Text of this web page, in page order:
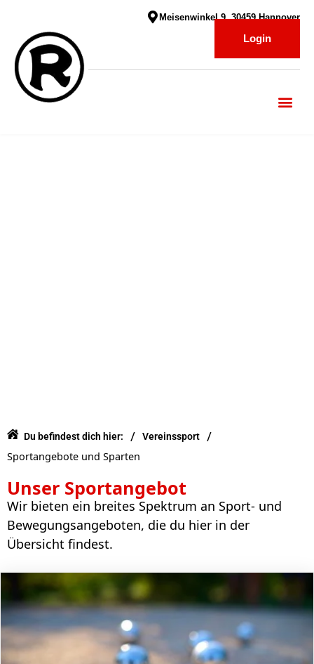
Meisenwinkel 9, 30459 Hannover
Login
Du befindest dich hier: / Vereinssport /
Sportangebote und Sparten
Unser Sportangebot
Wir bieten ein breites Spektrum an Sport- und
Bewegungsangeboten, die du hier in der
Übersicht findest.